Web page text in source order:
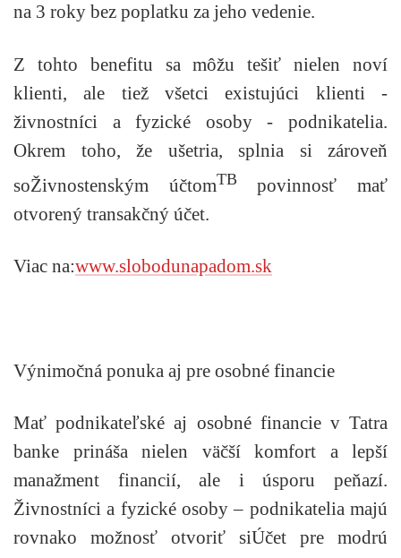
na 3 roky bez poplatku za jeho vedenie.
Z tohto benefitu sa môžu tešiť nielen noví
klienti, ale tiež všetci existujúci klienti -
živnostníci a fyzické osoby - podnikatelia.
Okrem toho, že ušetria, splnia si zároveň
soŽivnostenským účtomTB
povinnosť mať
otvorený transakčný účet.
Viac na:www.slobodunapadom.sk
Výnimočná ponuka aj pre osobné financie
Mať podnikateľské aj osobné financie v Tatra
banke prináša nielen väčší komfort a lepší
manažment financií, ale i úsporu peňazí.
Živnostníci a fyzické osoby – podnikatelia majú
rovnako možnosť otvoriť siÚčet pre modrú